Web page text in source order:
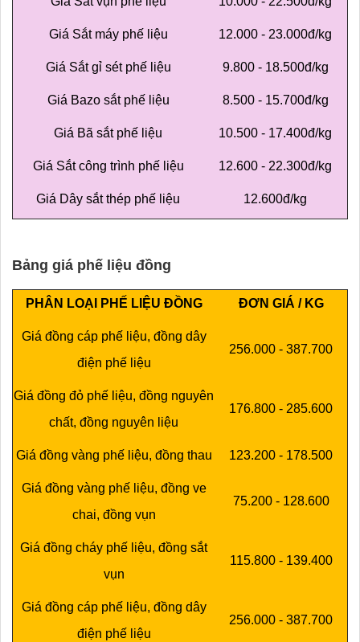
Giá Sắt máy phế liệu 12.000 - 23.000đ/kg
Giá Sắt gỉ sét phế liệu 9.800 - 18.500đ/kg
Giá Bazo sắt phế liệu 8.500 - 15.700đ/kg
Giá Bã sắt phế liệu 10.500 - 17.400đ/kg
Giá Sắt công trình phế liệu 12.600 - 22.300đ/kg
Giá Dây sắt thép phế liệu 12.600đ/kg
Bảng giá phế liệu đồng
PHÂN LOẠI PHẾ LIỆU ĐỒNG ĐƠN GIÁ / KG
Giá đồng cáp phế liệu, đồng dây
điện phế liệu
256.000 - 387.700
Giá đồng đỏ phế liệu, đồng nguyên
chất, đồng nguyên liệu
176.800 - 285.600
Giá đồng vàng phế liệu, đồng thau 123.200 - 178.500
Giá đồng vàng phế liệu, đồng ve
chai, đồng vụn
75.200 - 128.600
Giá đồng cháy phế liệu, đồng sắt
vụn
115.800 - 139.400
Giá đồng cáp phế liệu, đồng dây
điện phế liệu
256.000 - 387.700